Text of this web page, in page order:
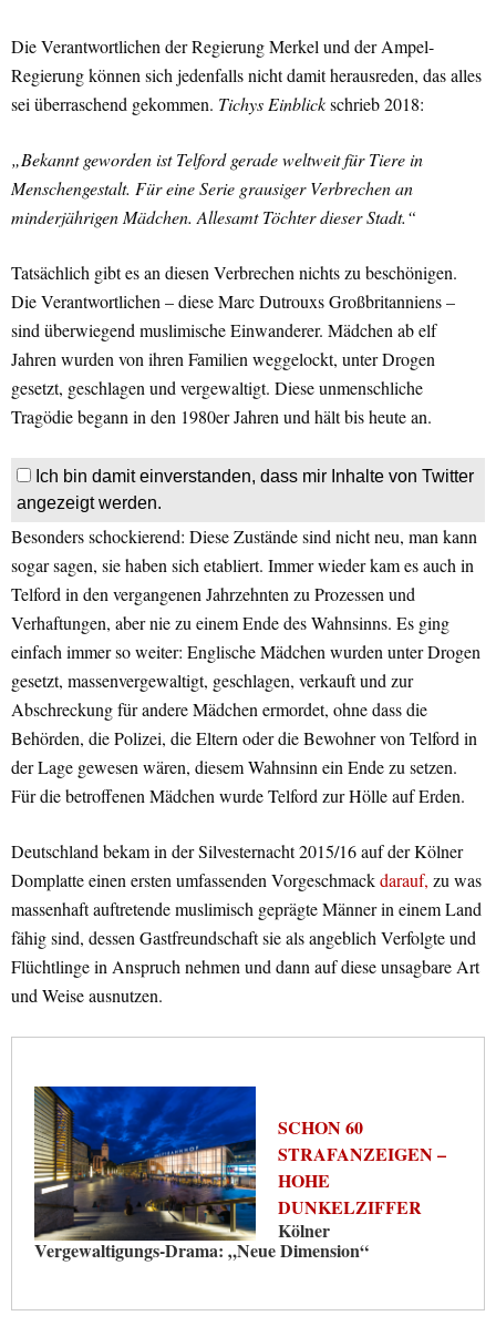
Die Verantwortlichen der Regierung Merkel und der Ampel-
Regierung können sich jedenfalls nicht damit herausreden, das alles
sei überraschend gekommen. Tichys Einblickschrieb 2018:
„Bekannt geworden ist Telford gerade weltweit für Tiere in
Menschengestalt. Für eine Serie grausiger Verbrechen an
minderjährigen Mädchen. Allesamt Töchter dieser Stadt.“
Tatsächlich gibt es an diesen Verbrechen nichts zu beschönigen.
Die Verantwortlichen – diese Marc Dutrouxs Großbritanniens –
sind überwiegend muslimische Einwanderer. Mädchen ab elf
Jahren wurden von ihren Familien weggelockt, unter Drogen
gesetzt, geschlagen und vergewaltigt. Diese unmenschliche
Tragödie begann in den 1980er Jahren und hält bis heute an.
Ich bin damit einverstanden, dass mir Inhalte von Twitter
angezeigt werden.
Besonders schockierend: Diese Zustände sind nicht neu, man kann
sogar sagen, sie haben sich etabliert. Immer wieder kam es auch in
Telford in den vergangenen Jahrzehnten zu Prozessen und
Verhaftungen, aber nie zu einem Ende des Wahnsinns. Es ging
einfach immer so weiter: Englische Mädchen wurden unter Drogen
gesetzt, massenvergewaltigt, geschlagen, verkauft und zur
Abschreckung für andere Mädchen ermordet, ohne dass die
Behörden, die Polizei, die Eltern oder die Bewohner von Telford in
der Lage gewesen wären, diesem Wahnsinn ein Ende zu setzen.
Für die betroffenen Mädchen wurde Telford zur Hölle auf Erden.
Deutschland bekam in der Silvesternacht 2015/16 auf der Kölner
Domplatte einen ersten umfassenden Vorgeschmackdarauf, zu was
massenhaft auftretende muslimisch geprägte Männer in einem Land
fähig sind, dessen Gastfreundschaft sie als angeblich Verfolgte und
Flüchtlinge in Anspruch nehmen und dann auf diese unsagbare Art
und Weise ausnutzen.
SCHON 60
STRAFANZEIGEN –
HOHE
DUNKELZIFFER
Kölner
Vergewaltigungs-Drama: „Neue Dimension“